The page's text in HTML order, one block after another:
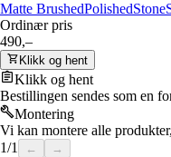
Matte BrushedPolishedStone
Ordinær pris
490,–
Klikk og hent
Klikk og hent
Bestillingen sendes som en
Montering
Vi kan montere alle
1/1 ← →